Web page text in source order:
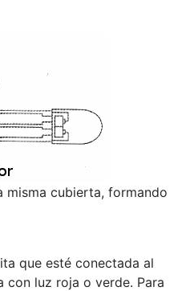
misma cubierta, formando
que esté conectada al
con luz roja o verde. Para